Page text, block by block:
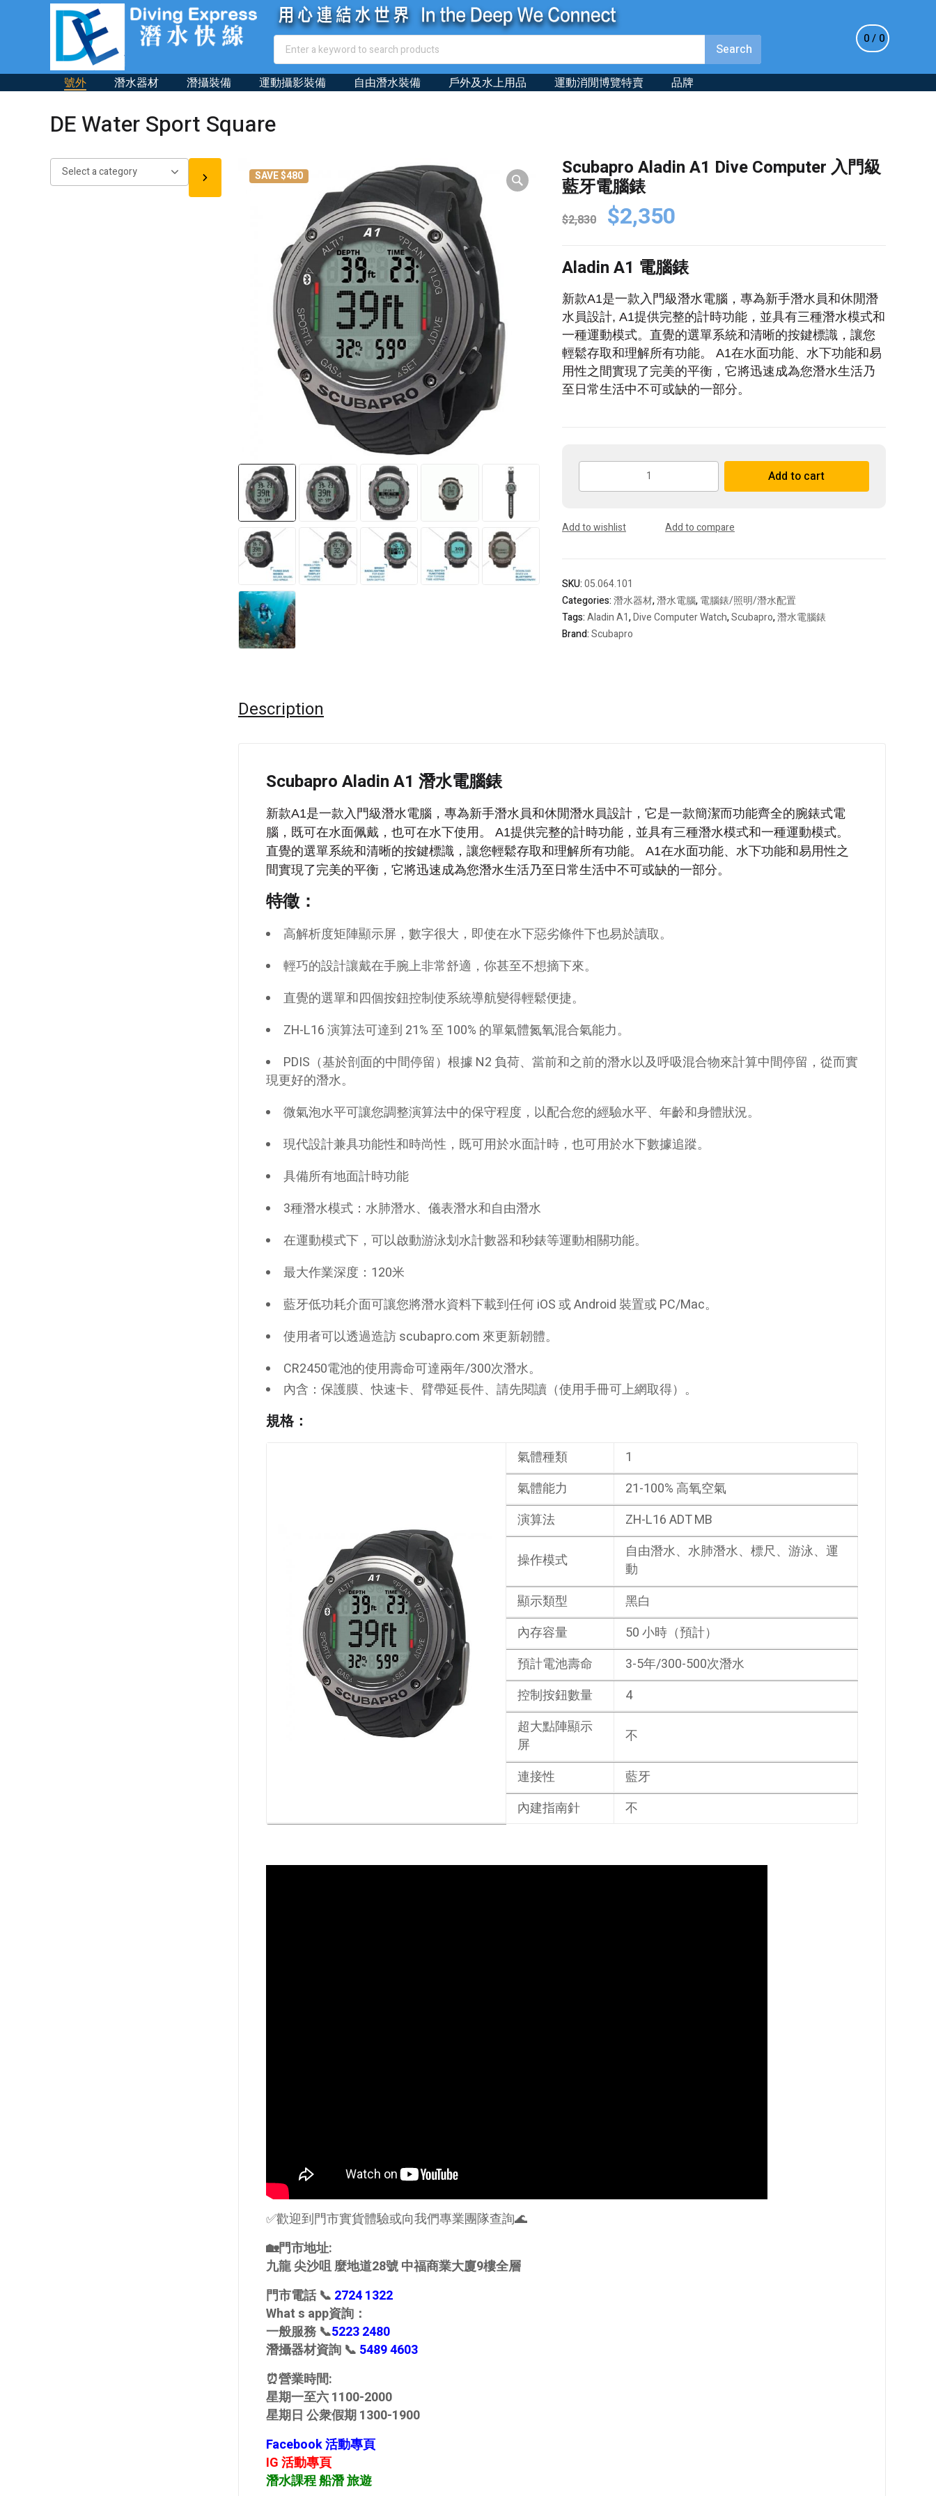
0 0
號外 潛水器材 潛攝裝備 運動攝影裝備 自由潛水裝備 戶外及水上用品 運動消閒博覽特賣 品牌
DE Water Sport Square
Select
SAVE $480
Scubapro Aladin A1 Dive Computer 入門級
藍牙電腦錶
$2,830 Original
price
was:
$2,830.
$2,350
is:
$2,350.
Aladin A1 電腦錶
新款A1是一款入門級潛水電腦，專為新手潛水員和休閒潛
水員設計, A1提供完整的計時功能，並具有三種潛水模式和
一種運動模式。直覺的選單系統和清晰的按鍵標識，讓您
輕鬆存取和理解所有功能。 A1在水面功能、水下功能和易
用性之間實現了完美的平衡，它將迅速成為您潛水生活乃
至日常生活中不可或缺的一部分。
Scubapro
Computer
藍
牙
電
腦
Add to cart
Add to wishlist Add to compare
SKU:05.064.101
Categories:潛水器材,潛水電腦,電腦錶/照明/潛水配置
Tags:Aladin A1,Dive Computer Watch,Scubapro,潛水電腦錶
Brand:Scubapro
Description
Scubapro Aladin A1 潛水電腦錶
新款A1是一款入門級潛水電腦，專為新手潛水員和休閒潛水員設計，它是一款簡潔而功能齊全的腕錶式電
腦，既可在水面佩戴，也可在水下使用。 A1提供完整的計時功能，並具有三種潛水模式和一種運動模式。
直覺的選單系統和清晰的按鍵標識，讓您輕鬆存取和理解所有功能。 A1在水面功能、水下功能和易用性之
間實現了完美的平衡，它將迅速成為您潛水生活乃至日常生活中不可或缺的一部分。
特徵：
高解析度矩陣顯示屏，數字很大，即使在水下惡劣條件下也易於讀取。
輕巧的設計讓戴在手腕上非常舒適，你甚至不想摘下來。
直覺的選單和四個按鈕控制使系統導航變得輕鬆便捷。
ZH-L16 演算法可達到 21% 至 100% 的單氣體氮氧混合氣能力。
PDIS（基於剖面的中間停留）根據 N2 負荷、當前和之前的潛水以及呼吸混合物來計算中間停留，從而實
現更好的潛水。
微氣泡水平可讓您調整演算法中的保守程度，以配合您的經驗水平、年齡和身體狀況。
現代設計兼具功能性和時尚性，既可用於水面計時，也可用於水下數據追蹤。
具備所有地面計時功能
3種潛水模式：水肺潛水、儀表潛水和自由潛水
在運動模式下，可以啟動游泳划水計數器和秒錶等運動相關功能。
最大作業深度：120米
藍牙低功耗介面可讓您將潛水資料下載到任何 iOS 或 Android 裝置或 PC/Mac。
使用者可以透過造訪 scubapro.com 來更新韌體。
CR2450電池的使用壽命可達兩年/300次潛水。
內含：保護膜、快速卡、臂帶延長件、請先閱讀（使用手冊可上網取得）。
規格：
氣體種類
1
氣體能力
21-100% 高氧空氣
演算法
ZH-L16 ADT MB
操作模式
自由潛水、水肺潛水、標尺、游泳、運
動
顯示類型
黑白
內存容量
50 小時（預計）
預計電池壽命
3-5年/300-500次潛水
控制按鈕數量
4
超大點陣顯示
屏
不
連接性
藍牙
內建指南針
不
✅歡迎到門市實貨體驗或向我們專業團隊查詢🌊
🏡門市地址:
九龍 尖沙咀 麼地道28號 中福商業大廈9樓全層
門市電話 📞 2724 1322
What s app資詢：
一般服務 📞5223 2480
潛攝器材資詢 📞 5489 4603
⏰營業時間:
星期一至六 1100-2000
星期日 公衆假期 1300-1900
Facebook 活動專頁
IG 活動專頁
潛水課程 船潛 旅遊